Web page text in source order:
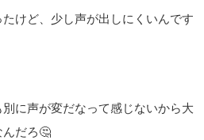
けど、少し声が出しにくいんです
に声が変だなって感じないから大
んだろ🤔